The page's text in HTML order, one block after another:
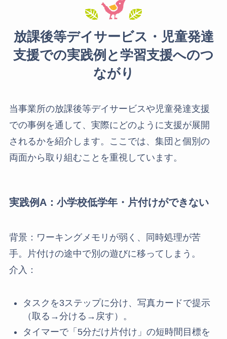
放課後等デイサービス・児童発達
支援での実践例と学習支援へのつ
ながり
当事業所の放課後等デイサービスや児童発達支援
での事例を通して、実際にどのように支援が展開
されるかを紹介します。ここでは、集団と個別の
両面から取り組むことを重視しています。
実践例A：小学校低学年・片付けができない
背景：ワーキングメモリが弱く、同時処理が苦
手。片付けの途中で別の遊びに移ってしまう。
介入：
タスクを3ステップに分け、写真カードで提示
（取る→分ける→戻す）。
タイマーで「5分だけ片付け」の短時間目標を